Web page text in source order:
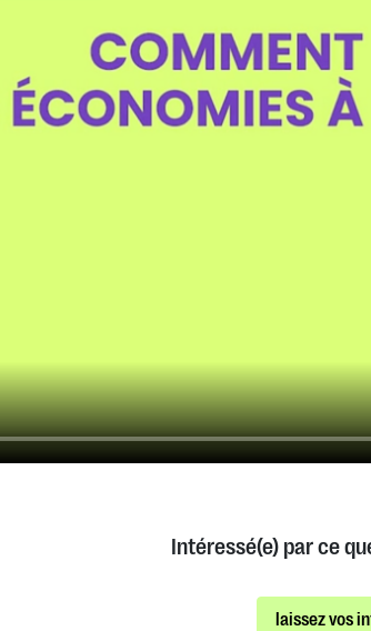
Intéressé(e) par ce
laissez vos